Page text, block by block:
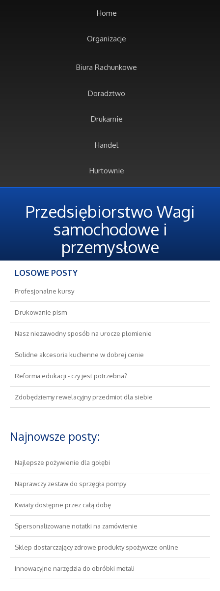
Home
Organizacje
Biura Rachunkowe
Doradztwo
Drukarnie
Handel
Hurtownie
Oferty Pracy
Ubezpieczenia
Banki, Przelewy, Waluty, Kantory
Wykończenia
Projektowanie
Remonty, Elektryk, Hydraulik
Materiały Budowlane
Nieruchomości
Drzwi i Okna
Domy, Mieszkania
Wykształcenie
Placówki Edukacyjne
Przedsiębiorstwo Wagi
samochodowe i
przemysłowe
LOSOWE POSTY
Profesjonalne kursy
Drukowanie pism
Nasz niezawodny sposób na urocze płomienie
Solidne akcesoria kuchenne w dobrej cenie
Reforma edukacji - czy jest potrzebna?
Zdobędziemy rewelacyjny przedmiot dla siebie
Najnowsze posty:
Najlepsze pożywienie dla gołębi
Naprawczy zestaw do sprzęgła pompy
Kwiaty dostępne przez całą dobę
Spersonalizowane notatki na zamówienie
Sklep dostarczający zdrowe produkty spożywcze online
Innowacyjne narzędzia do obróbki metali